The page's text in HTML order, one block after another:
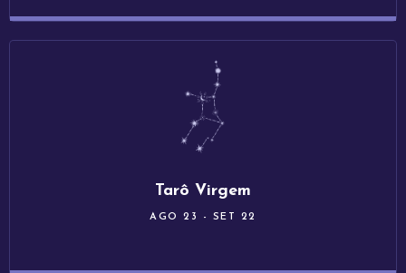
Tarô Virgem
AGO 23 - SET 22